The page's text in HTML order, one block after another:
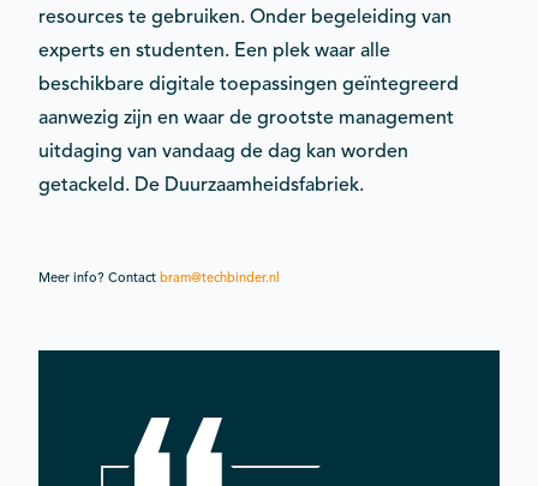
resources te gebruiken. Onder begeleiding van
experts en studenten. Een plek waar alle
beschikbare digitale toepassingen geïntegreerd
aanwezig zijn en waar de grootste management
uitdaging van vandaag de dag kan worden
getackeld. De Duurzaamheidsfabriek.
Meer info? Contact bram@techbinder.nl